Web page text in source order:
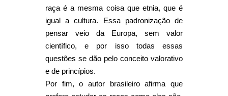
raça é a mesma coisa que etnia, que é
igual a cultura. Essa padronização de
pensar veio da Europa, sem valor
científico, e por isso todas essas
questões se dão pelo conceito valorativo
e de princípios.
Por fim, o autor brasileiro afirma que